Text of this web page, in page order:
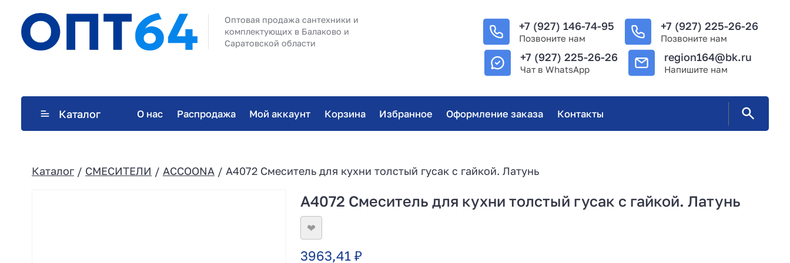
Оптовая продажа сантехники и
комплектующих в Балаково и
Саратовской области
+7 (927) 146-74-95
Позвоните нам
+7 (927) 225-26-26
Позвоните нам
+7 (927) 225-26-26
Чат в WhatsApp
region164@bk.ru
Напишите нам
Каталог О нас Распродажа Мой аккаунт Корзина Избранное Оформление заказа Контакты
Каталог / СМЕСИТЕЛИ / ACCOONA / A4072 Смеситель для кухни толстый гусак с гайкой. Латунь
A4072 Смеситель для кухни толстый гусак с гайкой. Латунь
❤
3963,41₽